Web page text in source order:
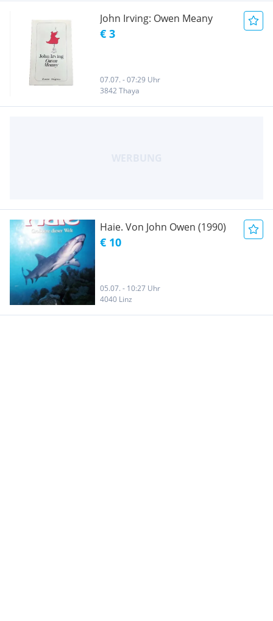
John Irving: Owen Meany
€ 3
07.07. - 07:29 Uhr
3842 Thaya
Haie. Von John Owen (1990)
€ 10
05.07. - 10:27 Uhr
4040 Linz